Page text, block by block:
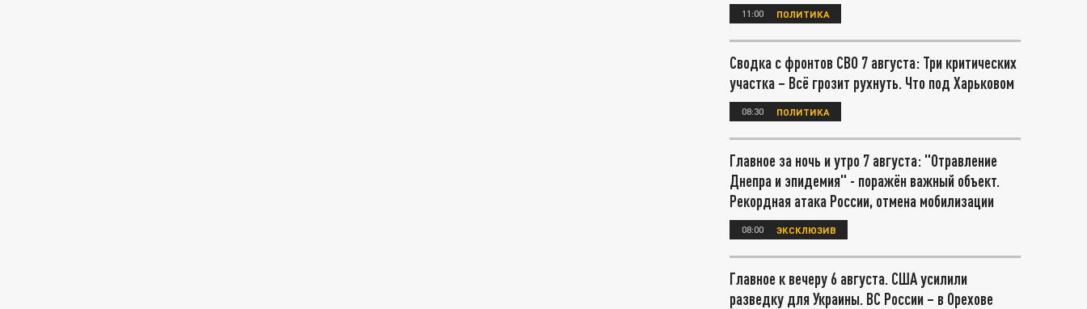
11:00 ПОЛИТИКА
Сводка с фронтов СВО 7 августа: Три критических
участка – Всё грозит рухнуть. Что под Харьковом
08:30 ПОЛИТИКА
Главное за ночь и утро 7 августа: "Отравление
Днепра и эпидемия" - поражён важный объект.
Рекордная атака России, отмена мобилизации
08:00 ЭКСКЛЮЗИВ
Главное к вечеру 6 августа. США усилили
разведку для Украины. ВС России – в Орехове